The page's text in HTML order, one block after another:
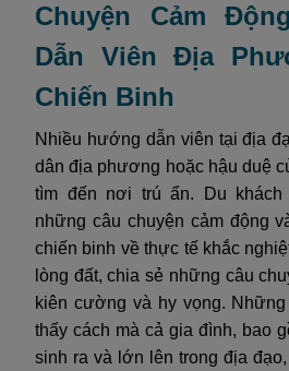
Chuyện Cảm
Dẫn Viên Địa
Chiến Binh
Nhiều hướng dẫn viên tại địa
dân địa phương hoặc hậu duệ
tìm đến nơi trú ẩn. Du
những câu chuyện cảm động
chiến binh về thực tế khắc
lòng đất, chia sẻ những câu
kiên cường và hy vọng.
thấy cách mà cả gia đình, bao
sinh ra và lớn lên trong địa